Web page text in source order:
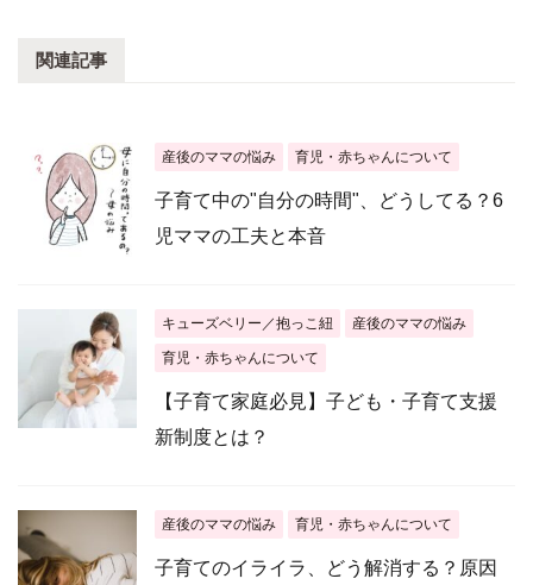
関連記事
産後のママの悩み 育児・赤ちゃんについて
子育て中の"自分の時間"、どうしてる？6
児ママの工夫と本音
キューズベリー／抱っこ紐 産後のママの悩み
育児・赤ちゃんについて
【子育て家庭必見】子ども・子育て支援
新制度とは？
産後のママの悩み 育児・赤ちゃんについて
子育てのイライラ、どう解消する？原因